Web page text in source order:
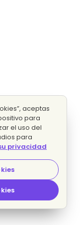
aceptas
para
el uso del
para
privacidad